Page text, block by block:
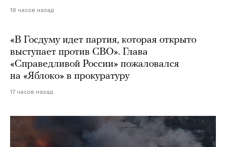
18 часов назад
«В Госдуму идет партия, которая открыто
выступает против СВО». Глава
«Справедливой России» пожаловался
на «Яблоко» в прокуратуру
17 часов назад